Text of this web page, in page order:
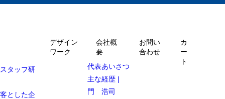
タッフ研
とした企
デザイン
ワーク
会社概
要
代表あいさつ
主な経歴 |
門 浩司
お問い
合わせ
カ
ー
ト